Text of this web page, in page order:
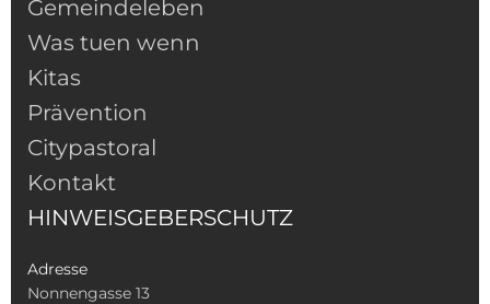
Gemeindeleben
Was tuen wenn
Kitas
Prävention
Citypastoral
Kontakt
HINWEISGEBERSCHUTZ
Adresse
Nonnengasse 13